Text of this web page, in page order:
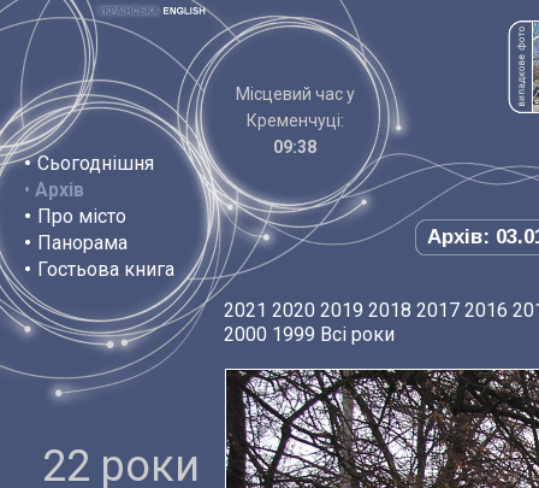
• Сьогоднішня
• Архів
• Про місто
• Панорама
• Гостьова книга
Місцевий час у
Кременчуці:
09:38
Архів:
22 роки
2021 2020 2019 2018 2017 2016
2000 1999 Всі роки